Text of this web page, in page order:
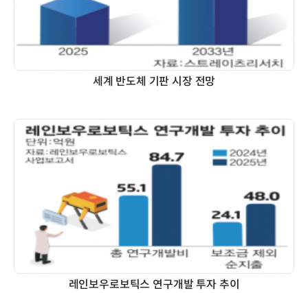
세계 반도체 기판 시장 전망
레인보우로보틱스 연구개발 투자 추이